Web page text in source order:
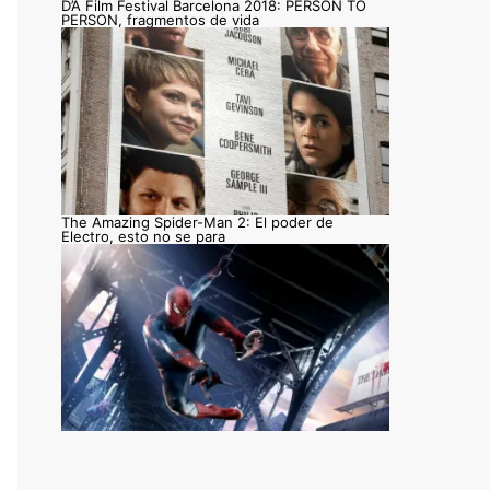
D’A Film Festival Barcelona 2018: PERSON TO
PERSON, fragmentos de vida
The Amazing Spider-Man 2: El poder de
Electro, esto no se para